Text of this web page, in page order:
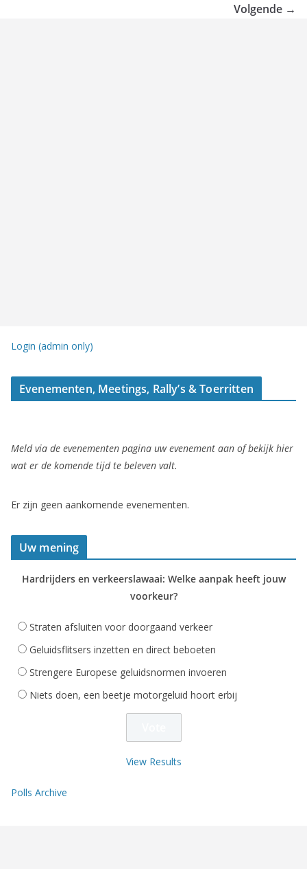
Volgende →
Login (admin only)
Evenementen, Meetings, Rally’s & Toerritten
Meld via de evenementen pagina uw evenement aan of bekijk hier
wat er de komende tijd te beleven valt.
Er zijn geen aankomende evenementen.
Uw mening
Hardrijders en verkeerslawaai: Welke aanpak heeft jouw
voorkeur?
Straten afsluiten voor doorgaand verkeer
Geluidsflitsers inzetten en direct beboeten
Strengere Europese geluidsnormen invoeren
Niets doen, een beetje motorgeluid hoort erbij
View Results
Polls Archive